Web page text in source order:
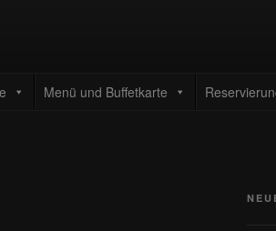
TOMIC
Menü und Buffetkarte